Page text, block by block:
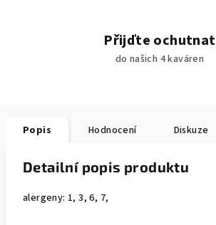
Přijďte ochutnat
do našich 4 kaváren
Popis Hodnocení Diskuze
Detailní popis produktu
alergeny: 1, 3, 6, 7,